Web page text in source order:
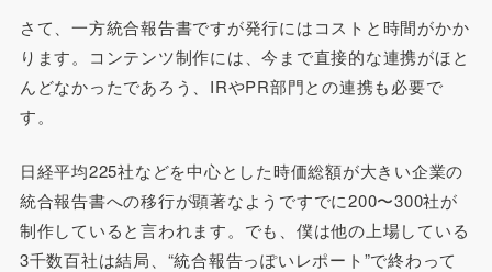
さて、一方統合報告書ですが発行にはコストと時間がかか
ります。コンテンツ制作には、今まで直接的な連携がほと
んどなかったであろう、IRやPR部門との連携も必要で
す。
日経平均225社などを中心とした時価総額が大きい企業の
統合報告書への移行が顕著なようですでに200〜300社が
制作していると言われます。でも、僕は他の上場している
3千数百社は結局、“統合報告っぽいレポート”で終わって